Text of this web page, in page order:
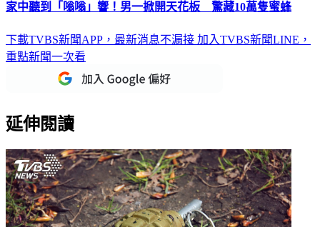
家中聽到「嗡嗡」響！男一掀開天花板 驚藏10萬隻蜜蜂
下載TVBS新聞APP，最新消息不漏接 加入TVBS新聞LINE，
重點新聞一次看
延伸閱讀